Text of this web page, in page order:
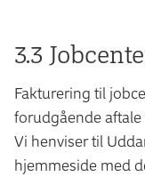
3.3
Fakturering til
forudgående
Vi henviser til
hjemmeside med